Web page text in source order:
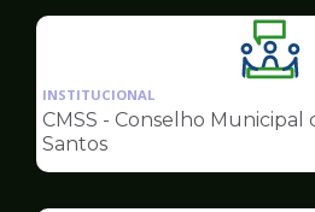
da
INSTITUCIONAL
CMSS - Conselho Municipal
Santos